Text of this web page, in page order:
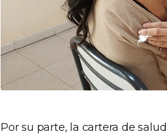
Por su parte, la cartera de